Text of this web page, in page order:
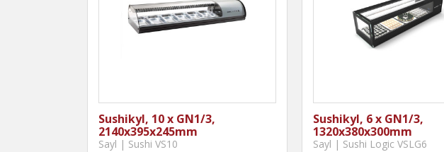
Sushikyl, 10 x GN1/3,
2140x395x245mm
Sayl | Sushi VS10
Sushikyl, 6 x GN1/3,
1320x380x300mm
Sayl | Sushi Logic VSLG6